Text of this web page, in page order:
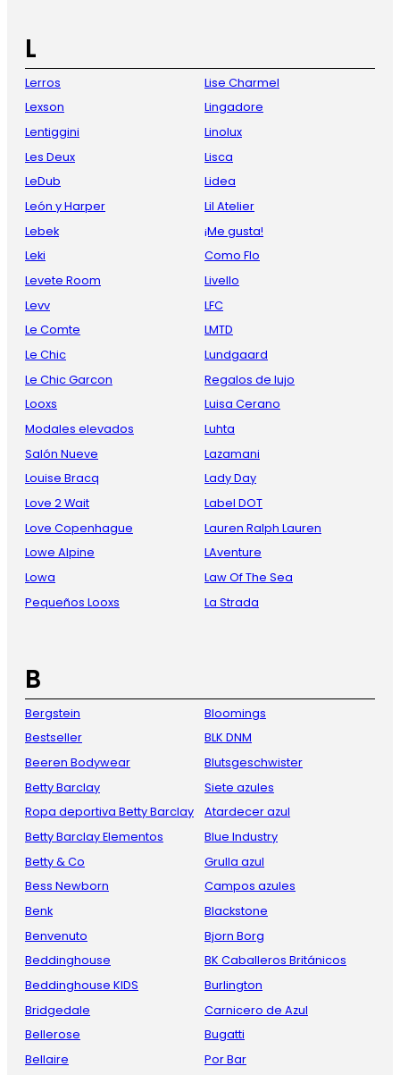
L
Lerros
Lexson
Lentiggini
Les Deux
LeDub
León y Harper
Lebek
Leki
Levete Room
Levv
Le Comte
Le Chic
Le Chic Garcon
Looxs
Modales elevados
Salón Nueve
Louise Bracq
Love 2 Wait
Love Copenhague
Lowe Alpine
Lowa
Pequeños Looxs
Lise Charmel
Lingadore
Linolux
Lisca
Lidea
Lil Atelier
¡Me gusta!
Como Flo
Livello
LFC
LMTD
Lundgaard
Regalos de lujo
Luisa Cerano
Luhta
Lazamani
Lady Day
Label DOT
Lauren Ralph Lauren
LAventure
Law Of The Sea
La Strada
B
Bergstein
Bestseller
Beeren Bodywear
Betty Barclay
Ropa deportiva Betty Barclay
Betty Barclay Elementos
Betty & Co
Bess Newborn
Benk
Benvenuto
Beddinghouse
Beddinghouse KIDS
Bridgedale
Bellerose
Bellaire
Bloomings
BLK DNM
Blutsgeschwister
Siete azules
Atardecer azul
Blue Industry
Grulla azul
Campos azules
Blackstone
Bjorn Borg
BK Caballeros Británicos
Burlington
Carnicero de Azul
Bugatti
Por Bar